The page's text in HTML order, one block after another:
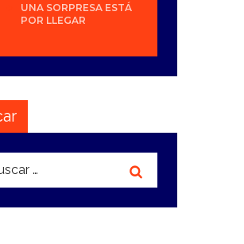
UNA SORPRESA ESTÁ
POR LLEGAR